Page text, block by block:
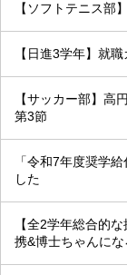
【ソフトテニス部
【日進3学年】就
【サッカー部】高
第3節
「令和7年度奨学
した
【全2学年総合的
携&博士ちゃんにな